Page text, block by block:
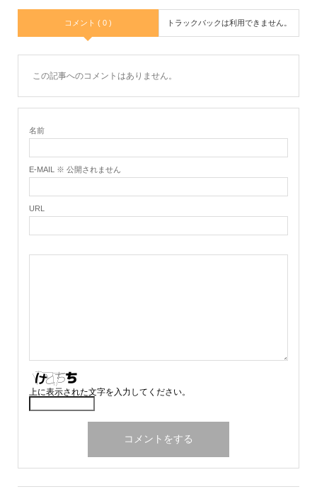
コメント ( 0 ) トラックバックは利用できません。
この記事へのコメントはありません。
名前
E-MAIL ※ 公開されません
URL
上に表示された文字を入力してください。